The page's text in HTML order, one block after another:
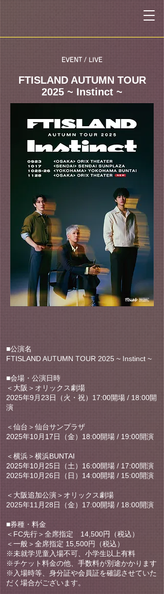
​EVENT / LIVE
FTISLAND AUTUMN TOUR
2025 ~ Instinct ~
■公演名
FTISLAND AUTUMN TOUR 2025 ~ Instinct ~
■会場・公演日時
＜大阪＞オリックス劇場
2025年9月23日（火・祝）17:00開場 / 18:00開
演
＜仙台＞仙台サンプラザ
2025年10月17日（金）18:00開場 / 19:00開演
＜横浜＞横浜BUNTAI
2025年10月25日（土）16:00開場 / 17:00開演
2025年10月26日（日）14:00開場 / 15:00開演
＜大阪追加公演＞オリックス劇場
2025年11月28日（金）17:00開場 / 18:00開演
■券種・料金
＜FC先行＞全席指定 14,500円（税込）
＜一般＞全席指定 15,500円（税込）
※未就学児童入場不可、小学生以上有料
※チケット料金の他、手数料が別途かかります
※入場時等、身分証や会員証を確認させていた
だく場合がございます。